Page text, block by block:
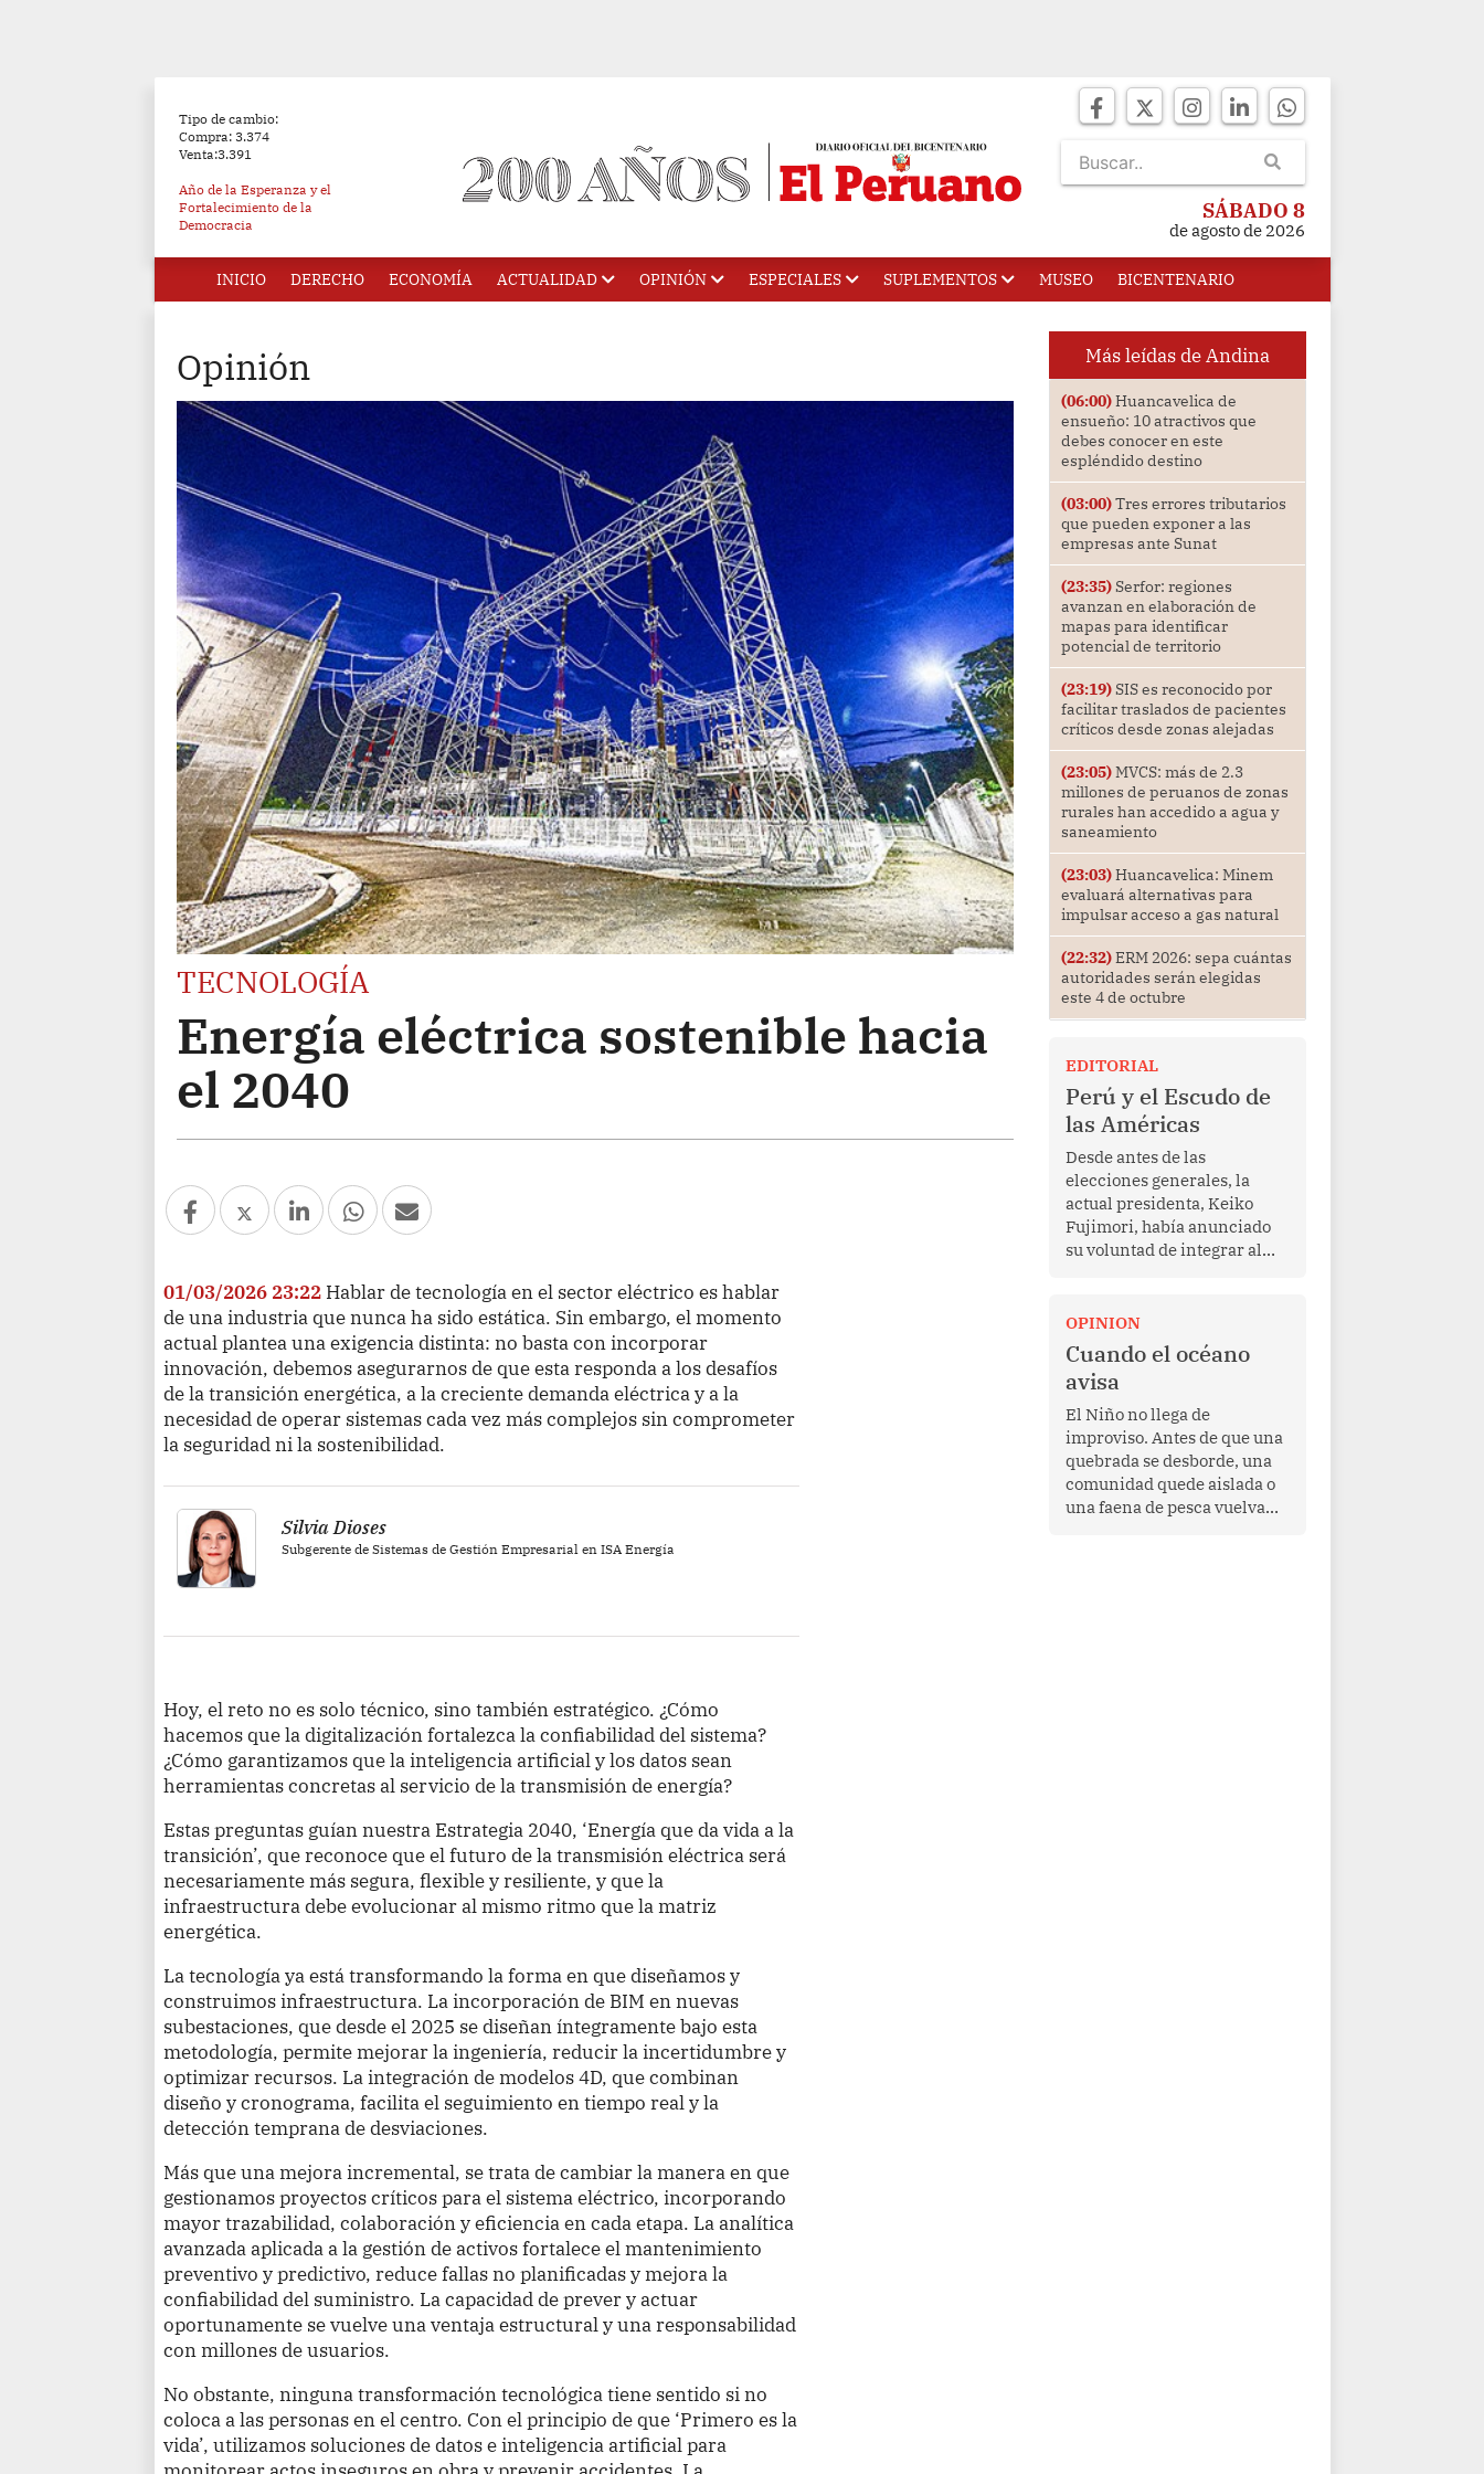
Tipo de cambio:
Compra: 3.374
Venta:3.391
Año de la Esperanza y el
Fortalecimiento de la
Democracia
SÁBADO 8
de agosto de 2026
INICIO DERECHO ECONOMÍA ACTUALIDAD OPINIÓN ESPECIALES SUPLEMENTOS MUSEO BICENTENARIO
Opinión
TECNOLOGÍA
Energía eléctrica sostenible hacia
el 2040
01/03/2026 23:22 Hablar de tecnología en el sector eléctrico es hablar
de una industria que nunca ha sido estática. Sin embargo, el momento
actual plantea una exigencia distinta: no basta con incorporar
innovación, debemos asegurarnos de que esta responda a los desafíos
de la transición energética, a la creciente demanda eléctrica y a la
necesidad de operar sistemas cada vez más complejos sin comprometer
la seguridad ni la sostenibilidad.
Silvia Dioses
Subgerente de Sistemas de Gestión Empresarial en ISA Energía
Hoy, el reto no es solo técnico, sino también estratégico. ¿Cómo
hacemos que la digitalización fortalezca la confiabilidad del sistema?
¿Cómo garantizamos que la inteligencia artificial y los datos sean
herramientas concretas al servicio de la transmisión de energía?
Estas preguntas guían nuestra Estrategia 2040, ‘Energía que da vida a la
transición’, que reconoce que el futuro de la transmisión eléctrica será
necesariamente más segura, flexible y resiliente, y que la
infraestructura debe evolucionar al mismo ritmo que la matriz
energética.
La tecnología ya está transformando la forma en que diseñamos y
construimos infraestructura. La incorporación de BIM en nuevas
subestaciones, que desde el 2025 se diseñan íntegramente bajo esta
metodología, permite mejorar la ingeniería, reducir la incertidumbre y
optimizar recursos. La integración de modelos 4D, que combinan
diseño y cronograma, facilita el seguimiento en tiempo real y la
detección temprana de desviaciones.
Más que una mejora incremental, se trata de cambiar la manera en que
gestionamos proyectos críticos para el sistema eléctrico, incorporando
mayor trazabilidad, colaboración y eficiencia en cada etapa. La analítica
avanzada aplicada a la gestión de activos fortalece el mantenimiento
preventivo y predictivo, reduce fallas no planificadas y mejora la
confiabilidad del suministro. La capacidad de prever y actuar
oportunamente se vuelve una ventaja estructural y una responsabilidad
con millones de usuarios.
No obstante, ninguna transformación tecnológica tiene sentido si no
coloca a las personas en el centro. Con el principio de que ‘Primero es la
vida’, utilizamos soluciones de datos e inteligencia artificial para
Más leídas de Andina
(06:00)Huancavelica de
ensueño: 10 atractivos que
debes conocer en este
espléndido destino
(03:00)Tres errores tributarios
que pueden exponer a las
empresas ante Sunat
(23:35)Serfor: regiones
avanzan en elaboración de
mapas para identificar
potencial de territorio
(23:19)SIS es reconocido por
facilitar traslados de pacientes
críticos desde zonas alejadas
(23:05)MVCS: más de 2.3
millones de peruanos de zonas
rurales han accedido a agua y
saneamiento
(23:03)Huancavelica: Minem
evaluará alternativas para
impulsar acceso a gas natural
(22:32)ERM 2026: sepa cuántas
autoridades serán elegidas
este 4 de octubre
EDITORIAL
Perú y el Escudo de
las Américas
Desde antes de las
elecciones generales, la
actual presidenta, Keiko
Fujimori, había anunciado
su voluntad de integrar al
en marzo de este año por el
mandatario estadounidense
Donald Trump, con el fin de
enfrentar al crimen
transnacional organizado y
al tráfico de drogas.
OPINION
Cuando el océano
avisa
El Niño no llega de
improviso. Antes de que una
quebrada se desborde, una
comunidad quede aislada o
una faena de pesca vuelva